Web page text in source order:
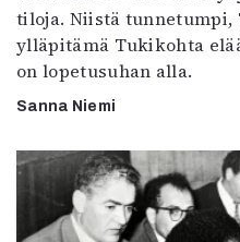
tiloja. Niistä
ylläpitämä Tukikohta
on lopetusuhan alla.
Sanna Niemi